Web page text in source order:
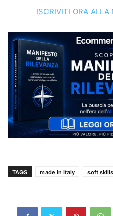
ISCRIVITI ORA
TAGS made in Italy soft skills